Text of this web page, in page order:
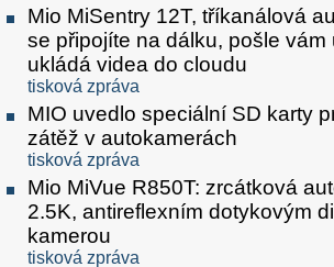
Mio MiSentry 12T, tříkanálová
se připojíte na dálku, pošle vám
ukládá videa do cloudu
tisková zpráva
MIO uvedlo speciální SD karty
zátěž v autokamerách
tisková zpráva
Mio MiVue R850T: zrcátková
2.5K, antireflexním dotykovým
kamerou
tisková zpráva